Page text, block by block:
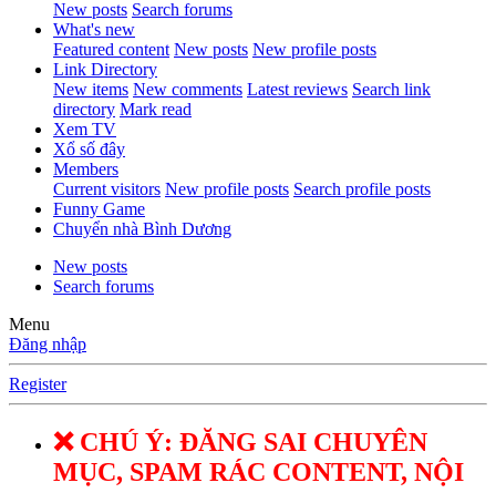
New posts Search forums
What's new
Featured content New posts New profile posts
Link Directory
New items New comments Latest reviews Search link
directory Mark read
Xem TV
Xổ số đây
Members
Current visitors New profile posts Search profile posts
Funny Game
Chuyển nhà Bình Dương
New posts
Search forums
Menu
Đăng nhập
Register
❌ CHÚ Ý: ĐĂNG SAI CHUYÊN
MỤC, SPAM RÁC CONTENT, NỘI